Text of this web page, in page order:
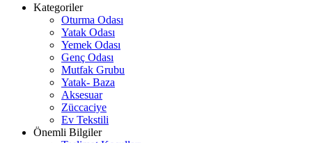
Kategoriler
Oturma Odası
Yatak Odası
Yemek Odası
Genç Odası
Mutfak Grubu
Yatak- Baza
Aksesuar
Züccaciye
Ev Tekstili
Önemli Bilgiler